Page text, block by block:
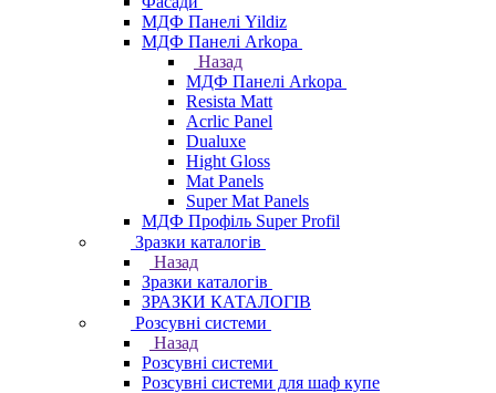
МДФ Панелі Yildiz
МДФ Панелі Arkopa
Назад
МДФ Панелі Arkopa
Resista Matt
Acrlic Panel
Dualuxe
Hight Gloss
Mat Panels
Super Mat Panels
МДФ Профіль Super Profil
Зразки каталогів
Назад
Зразки каталогів
ЗРАЗКИ КАТАЛОГІВ
Розсувні системи
Назад
Розсувні системи
Розсувні системи для шаф купе